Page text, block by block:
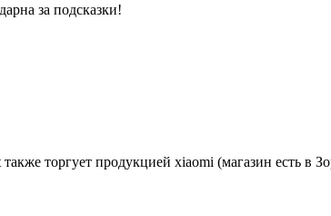
за подсказки!
торгует продукцией xiaomi (магазин есть в